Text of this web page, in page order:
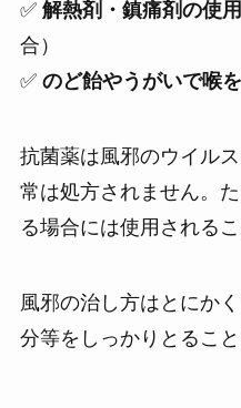
✅ 解熱剤・鎮痛剤の使用
合）
✅ のど飴やうがいで喉
抗菌薬は風邪のウイル
常は処方されません。
る場合には使用されるこ
風邪の治し方はとにか
分等をしっかりとること